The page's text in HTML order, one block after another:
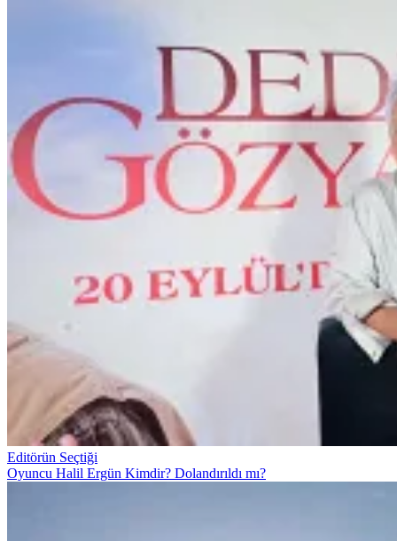
Editörün Seçtiği
Oyuncu Halil Ergün Kimdir? Dolandırıldı mı?